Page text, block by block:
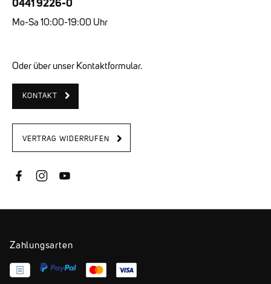
0441 9226-0
Mo-Sa 10:00-19:00 Uhr
Oder über unser Kontaktformular.
KONTAKT
VERTRAG WIDERRUFEN
Zahlungsarten